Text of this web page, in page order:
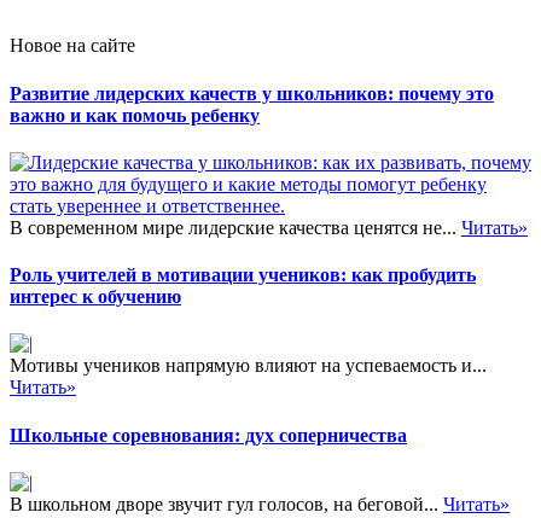
…
в руки мастеров-
мастера сидят под навесом.
Тонкими острыми палочками
и кисточками они наносят
рисунки, изображающие…
Новое на сайте
Развитие лидерских качеств у школьников: почему это
важно и как помочь ребенку
В современном мире лидерские качества ценятся не... Читать»
Роль учителей в мотивации учеников: как пробудить
интерес к обучению
Мотивы учеников напрямую влияют на успеваемость и...
Читать»
Школьные соревнования: дух соперничества
В школьном дворе звучит гул голосов, на беговой... Читать»